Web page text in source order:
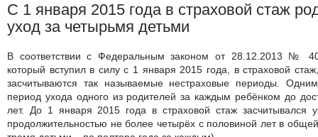
С 1 января 2015 года в страховой стаж
уход за четырьмя детьми
В соответствии с Федеральным законом от 28.12.2013 №
который вступил в силу с 1 января 2015 года, в страховой
засчитываются так называемые нестраховые периоды.
период ухода одного из родителей за каждым ребёнком до
лет. До 1 января 2015 года в страховой стаж засчитывался
продолжительностью не более четырёх с половиной лет в